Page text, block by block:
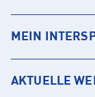
MEIN
AKTUELLE